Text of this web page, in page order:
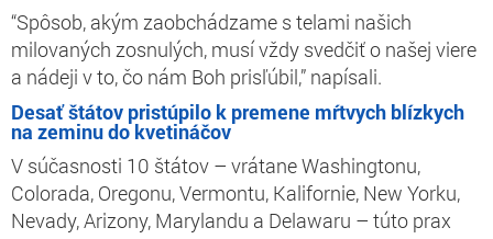
“Spôsob, akým zaobchádzame s telami našich
milovaných zosnulých, musí vždy svedčiť o našej viere
a nádeji v to, čo nám Boh prisľúbil,” napísali.
Desať štátov pristúpilo k premene mŕtvych blízkych
na zeminu do kvetináčov
V súčasnosti 10 štátov – vrátane Washingtonu,
Colorada, Oregonu, Vermontu, Kalifornie, New Yorku,
Nevady, Arizony, Marylandu a Delawaru – túto prax